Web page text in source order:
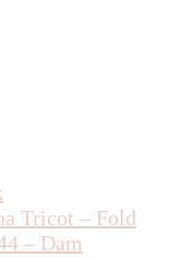
Tricot – Fold
– Dam